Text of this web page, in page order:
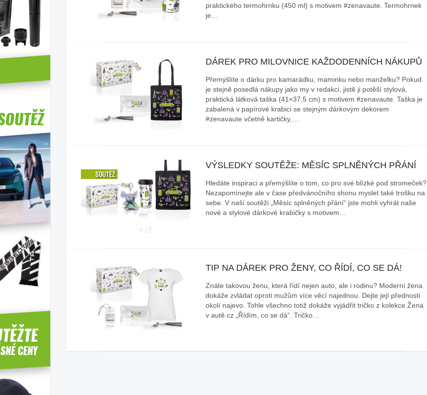
praktického termohrnku (450 ml) s motivem #zenavaute. Termohrnek
je…
DÁREK PRO MILOVNICE KAŽDODENNÍCH NÁKUPŮ
Přemýšlíte o dárku pro kamarádku, maminku nebo manželku? Pokud
je stejně posedlá nákupy jako my v redakci, jistě ji potěší stylová,
praktická látková taška (41×37,5 cm) s motivem #zenavaute. Taška je
zabalená v papírové krabici se stejným dárkovým dekorem
#zenavaute včetně kartičky,…
VÝSLEDKY SOUTĚŽE: MĚSÍC SPLNĚNÝCH PŘÁNÍ
Hledáte inspiraci a přemýšlíte o tom, co pro své blízké pod stromeček?
Nezapomínejte ale v čase předvánočního shonu myslet také trošku na
sebe. V naší soutěži „Měsíc splněných přání“ jste mohli vyhrát naše
nové a stylové dárkové krabičky s motivem…
TIP NA DÁREK PRO ŽENY, CO ŘÍDÍ, CO SE DÁ!
Znáte takovou ženu, která řídí nejen auto, ale i rodinu? Moderní žena
dokáže zvládat oproti mužům více věcí najednou. Dejte její přednosti
okolí najevo. Tohle všechno totiž dokáže vyjádřit tričko z kolekce Žena
v autě.cz „Řídím, co se dá“. Tričko…